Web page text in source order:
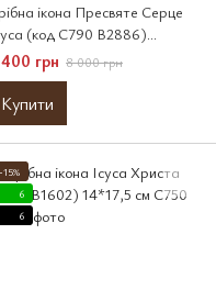
ікона Пресвяте Серце
(код C790 B2886)
см
грн 8 000 грн
Купити
6
6